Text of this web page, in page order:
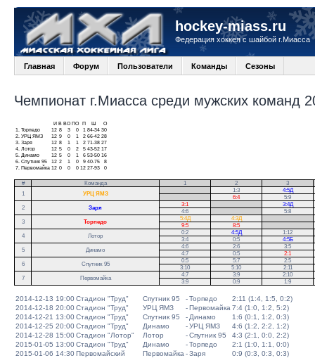
hockey-miass.ru
Федерация хоккея с шайбой г.Миасса
Главная Форум Пользователи Команды Сезоны
Чемпионат г.Миасса среди мужских команд
И В ВО ПО П
О
1.
Торпедо 12 8 3 0 1 84-34 30
2. УРЦ ЯМЗ 12 9 0 1 2 66-42 28
3. Заря 12 8 1 1 2 71-38 27
4. Лотор 12 5 0 2 5 43-52 17
5.
Динамо 12 5 0 1 6 53-50 16
6. Спутник 95 12 2 1 0 9 40-75
8
7.
Первомайка 12 0 0 0 12 27-93 0
# Команда 1 2
3
1
УРЦ ЯМЗ
1:3
4:5Д
6:4
5:9
2
Заря
3:1
3:4Д
4:6
5:8
3
Торпедо
5:4Д 4:3Д
9:5
8:5
4
Лотор
0:2 4:5Д 1:12
3:4
0:5 4:5Б
5
Динамо
4:6 2:6
3:5
4:7
0:5
2:1
6
Спутник 95
0:5 5:7
2:5
3:10
5:10
2:11
7
Первомайка
4:7 3:9
2:10
3:9
0:9 1:9
2014-12-13 19:00Стадион "Труд" Спутник 95 -Торпедо
2:11 (1:4, 1:5, 0:2)
2014-12-18 20:00Стадион "Труд" УРЦ ЯМЗ -Первомайка 7:4 (1:0, 1:2, 5:2)
2014-12-21 13:00Стадион "Труд" Спутник 95 - Динамо
1:6 (0:1, 1:2, 0:3)
2014-12-25 20:00Стадион "Труд" Динамо -УРЦ ЯМЗ
4:6 (1:2, 2:2, 1:2)
2014-12-28 15:00Стадион "Лотор" Лотор -Спутник 95
4:3 (2:1, 0:0, 2:2)
2015-01-05 13:00Стадион "Труд" Динамо -Торпедо
2:1 (1:0, 1:1, 0:0)
2015-01-06 14:30Первомайский Первомайка -Заря
0:9 (0:3, 0:3, 0:3)